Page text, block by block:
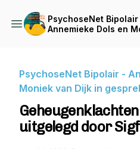
PsychoseNet Bipolair
Annemieke Dols en
PsychoseNet Bipolair -
Moniek van Dijk in
uitgelegd door